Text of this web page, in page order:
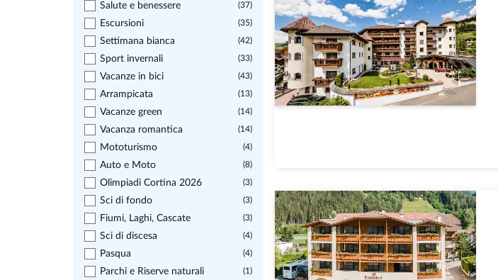
Salute e benessere (37)
Escursioni (35)
Settimana bianca (42)
Sport invernali (33)
Vacanze in bici (43)
Arrampicata (13)
Vacanze green (14)
Vacanza romantica (14)
Mototurismo (4)
Auto e Moto (8)
Olimpiadi Cortina 2026 (3)
Sci di fondo (3)
Fiumi, Laghi, Cascate (3)
Sci di discesa (4)
Pasqua (4)
Parchi e Riserve naturali (1)